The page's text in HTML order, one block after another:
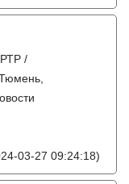
/
03-27 09:24:18)